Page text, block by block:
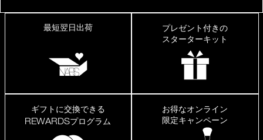
最短翌日出荷
プレゼント付きの
スターターキット
ギフトに交換できる
REWARDSプログラム
お得なオンライン
限定キャンペーン